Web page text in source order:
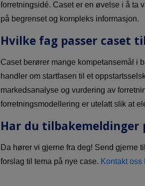
forretningsidé. Caset er en øvelse i å ta
på begrenset og kompleks informasjon.
Hvilke fag passer caset
Caset berører mange kompetansemål i
handler om startfasen til et
markedsanalyse og vurdering av
forretningsmodellering er utelatt slik at
Har du tilbakemeldinger
Da hører vi gjerne fra deg! Send gjerne
forslag til tema på nye case. Kontakt oss